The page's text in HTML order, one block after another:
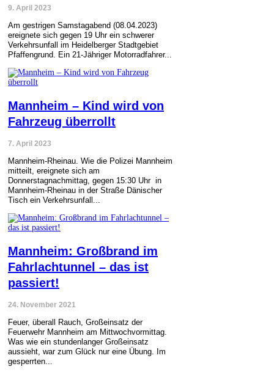
9. April 2023
Am gestrigen Samstagabend (08.04.2023)
ereignete sich gegen 19 Uhr ein schwerer
Verkehrsunfall im Heidelberger Stadtgebiet
Pfaffengrund. Ein 21-Jähriger Motorradfahrer...
Mannheim – Kind wird von
Fahrzeug überrollt
7. April 2023
Mannheim-Rheinau. Wie die Polizei Mannheim
mitteilt, ereignete sich am
Donnerstagnachmittag, gegen 15:30 Uhr in
Mannheim-Rheinau in der Straße Dänischer
Tisch ein Verkehrsunfall...
Mannheim: Großbrand im
Fahrlachtunnel – das ist
passiert!
24. November 2021
Feuer, überall Rauch, Großeinsatz der
Feuerwehr Mannheim am Mittwochvormittag.
Was wie ein stundenlanger Großeinsatz
aussieht, war zum Glück nur eine Übung. Im
gesperrten...